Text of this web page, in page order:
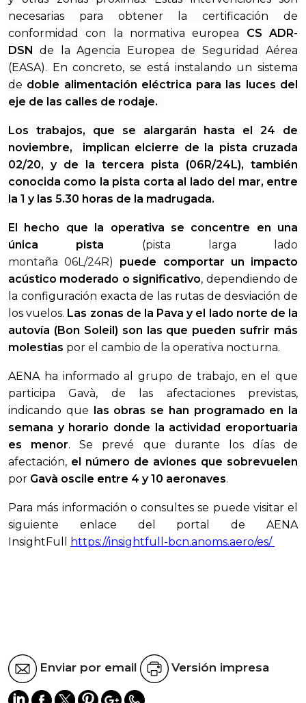
necesarias para obtener la certificación de
conformidad con la normativa europea CS ADR-
DSN de la Agencia Europea de Seguridad Aérea
(EASA). En concreto, se está instalando un sistema
de doble alimentación eléctrica para las luces del
eje de las calles de rodaje.
Los trabajos, que se alargarán hasta el 24 de
noviembre, implican elcierre de la pista cruzada
02/20, y de la tercera pista (06R/24L), también
conocida como la pista corta al lado del mar, entre
la 1 y las 5.30 horas de la madrugada.
El hecho que la operativa se concentre en una
única pista (pista larga lado
montaña 06L/24R)
puede comportar un impacto
acústico moderado o significativo, dependiendo de
la configuración exacta de las rutas de desviación de
los vuelos. Las zonas de la Pava y el lado norte de la
autovía (Bon Soleil) son las que pueden sufrir más
molestias por el cambio de la operativa nocturna.
AENA ha informado al grupo de trabajo, en el que
participaGavà, de las afectaciones previstas,
indicando que las obras se han programado en la
semana y horario donde la actividad eroportuaria
es menor. Se prevé que durante los días de
afectación, el número de aviones que sobrevuelen
por Gavà oscile entre 4 y 10 aeronaves.
Para más información o consultes se puede visitar el
siguiente enlace del portal de AENA
InsightFull
https://insightfull-bcn.anoms.aero/es/
Enviar por email Versión impresa